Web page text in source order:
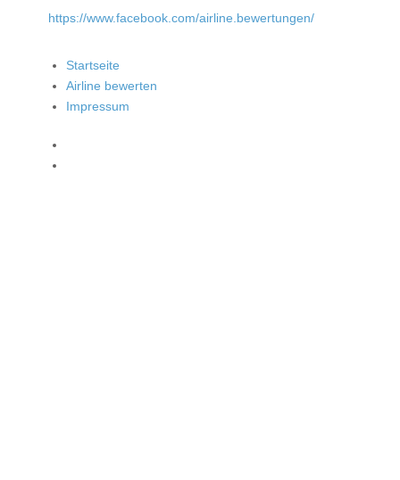
https://www.facebook.com/airline.bewertungen/
Startseite
Airline bewerten
Impressum